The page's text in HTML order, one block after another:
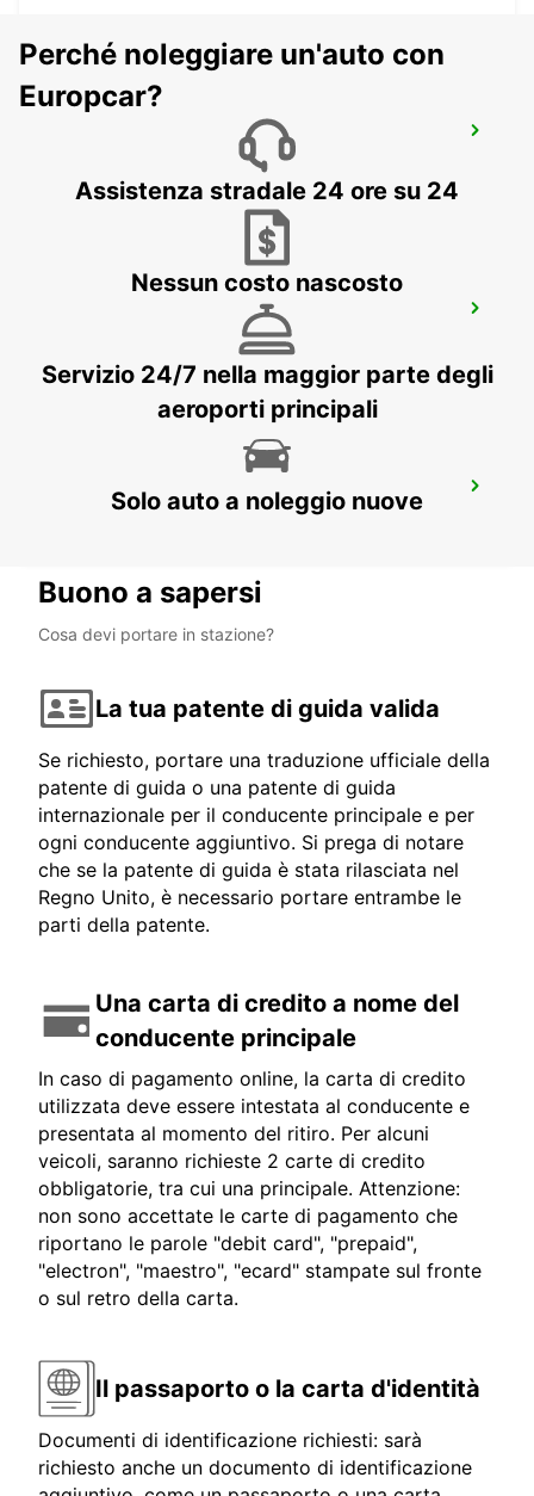
KECSKEMET - HUNGARY
CLUJ NAPOCA AEROPORTO
CLUJ NAPOCA - ROMANIA
BUDAPEST AEROPORTO TERMINAL 2B
Perché noleggiare un'auto con
Europcar?
Assistenza stradale 24 ore su 24
Nessun costo nascosto
Servizio 24/7 nella maggior parte degli
aeroporti principali
Solo auto a noleggio nuove
Buono a sapersi
Cosa devi portare in stazione?
La tua patente di guida valida
Se richiesto, portare una traduzione ufficiale della
patente di guida o una patente di guida
internazionale per il conducente principale e per
ogni conducente aggiuntivo. Si prega di notare
che se la patente di guida è stata rilasciata nel
Regno Unito, è necessario portare entrambe le
parti della patente.
Una carta di credito a nome del
conducente principale
In caso di pagamento online, la carta di credito
utilizzata deve essere intestata al conducente e
presentata al momento del ritiro. Per alcuni
veicoli, saranno richieste 2 carte di credito
obbligatorie, tra cui una principale. Attenzione:
non sono accettate le carte di pagamento che
riportano le parole "debit card", "prepaid",
"electron", "maestro", "ecard" stampate sul fronte
o sul retro della carta.
Il passaporto o la carta d'identità
Documenti di identificazione richiesti: sarà
richiesto anche un documento di identificazione